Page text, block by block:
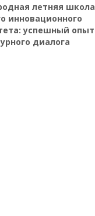
летняя школа
инновационного
успешный опыт
диалога